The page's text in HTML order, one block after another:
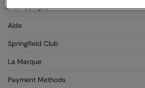
Mon Compte
Mes adresses
Aide
Foire aux questions
Livraison
Promotions en cours
Springfield Club
Adhérez !
La Marque
Franchises
Payment Methods